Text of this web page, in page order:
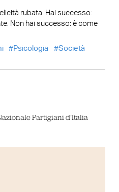
rubata. Hai successo:
Non hai successo: è come
Psicologia Società
Partigiani d’Italia